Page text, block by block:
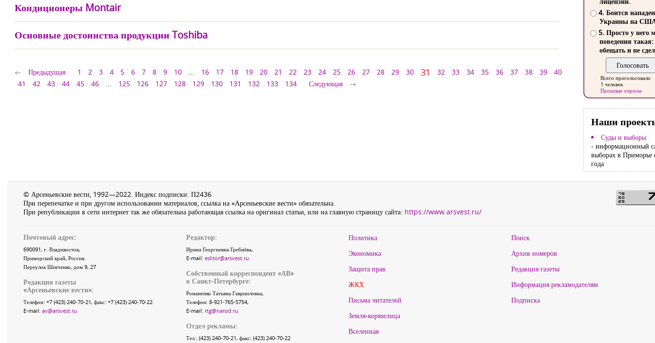
Кондиционеры Montair
Основные достоинства продукции Toshiba
Предыдущая 1 2 3 4 5 6 7 8 9 10 ... 16 17 18 19 20 21 22 23 24 25 26 27 28 29 30 31 32 33 34 35 36 37 38 39
40
41
42 43 44 45 46 ... 125 126 127 128 129 130 131 132 133 134 Следующая
4. Боится
Украины на
5. Просто у него
поведения такая:
обещать и не
Всего проголосовало
1 человек
Прошлые опросы
Наши
Суды и выборы
- информационный
выборах в Приморье
года
© Арсеньевские вести, 1992—2022. Индекс подписки: П2436
При перепечатке и при другом использовании материалов, ссылка на «Арсеньевские вести» обязательна.
При републикации в сети интернет так же обязательна работающая ссылка на оригинал статьи, или на главную страницу сайта: https://www.arsvest.ru/
Почтовый адрес:
690091, г. Владивосток,
Приморский край, Россия.
Переулок Шевченко, дом 9, 27
Редакция газеты
«Арсеньевские вести»:
Телефон: +7 (423) 240-70-21, факс: +7 (423) 240-70-22
E-mail: av@arsvest.ru
Редактор:
Ирина Георгиевна Гребнёва,
E-mail: editor@arsvest.ru
Собственный корреспондент «АВ»
в Санкт-Петербурге:
Романенко Татьяна Гаврииловна,
Телефон: 8-921-765-5754,
E-mail: rtg@narod.ru
Отдел рекламы:
Тел.: (423) 240-70-21, факс: (423) 240-70-22
Политика
Экономика
Защита прав
ЖКХ
Письма читателей
Земля-кормилица
Вселенная
Поиск
Архив номеров
Редакция газеты
Информация рекламодателям
Подписка